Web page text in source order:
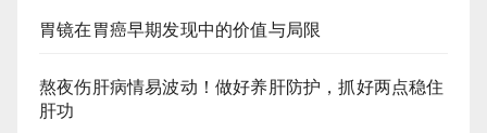
胃镜在胃癌早期发现中的价值与局限
熬夜伤肝病情易波动！做好养肝防护，抓好两点稳住
肝功